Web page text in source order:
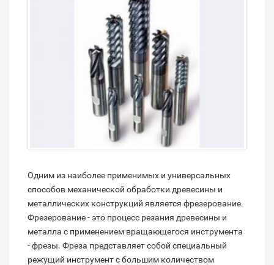
Одним из наиболее применимых и универсальных
способов механической обработки древесины и
металлических конструкций является фрезерование.
Фрезерование - это процесс резания древесины и
металла с применением вращающегося инструмента
- фрезы. Фреза представляет собой специальный
режущий инструмент с большим количеством